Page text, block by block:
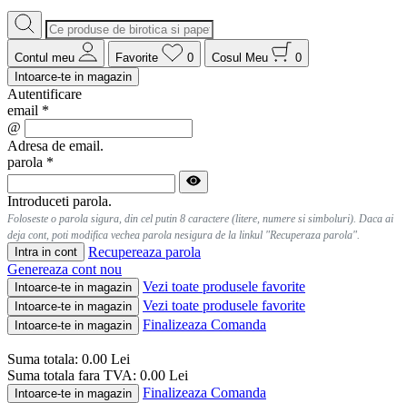
Contul meu Favorite 0 Cosul Meu
0
Intoarce-te in magazin
Autentificare
email *
@
Adresa de email.
parola *
Introduceti parola.
Foloseste o parola sigura, din cel putin 8 caractere (litere, numere si simboluri). Daca ai
deja cont, poti modifica vechea parola nesigura de la linkul "Recuperaza parola".
Intra in cont
Recupereaza parola
Genereaza cont nou
Intoarce-te in magazin Vezi toate produsele favorite
Intoarce-te in magazin Vezi toate produsele favorite
Intoarce-te in magazin Finalizeaza Comanda
Suma totala: 0.00 Lei
Suma totala fara TVA: 0.00 Lei
Intoarce-te in magazin Finalizeaza Comanda